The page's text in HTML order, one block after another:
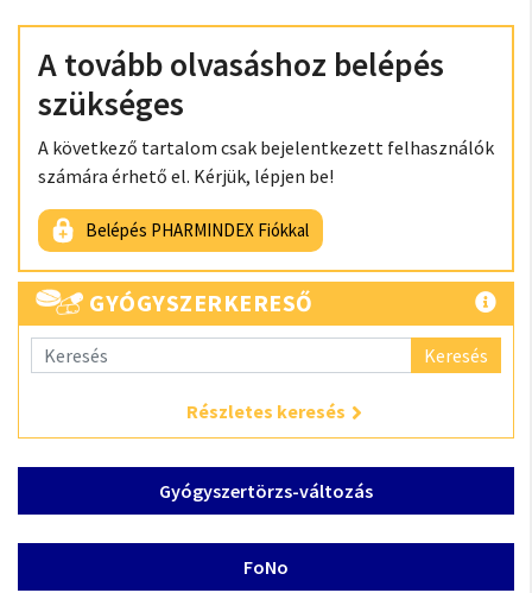
A tovább olvasáshoz belépés
szükséges
A következő tartalom csak bejelentkezett felhasználók
számára érhető el. Kérjük, lépjen be!
Belépés PHARMINDEX Fiókkal
GYÓGYSZERKERESŐ
Keresés
Részletes keresés
Gyógyszertörzs-változás
FoNo